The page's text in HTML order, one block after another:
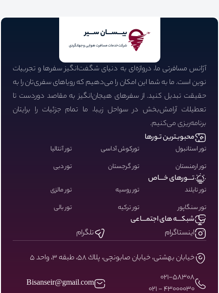
بیـــســـان ســـیر
شرکت خدمات مسافرت هوایی و جهانگردی
آژانس مسافرتی ما، دروازه‌ای به دنیای شگفت‌انگیز سفرها و تجربیات
نوین است. ما به شما این امکان را می‌دهیم که رویاهای سفری‌تان را به
حقیقت تبدیل کنید. از سفرهای هیجان‌انگیز به مقاصد دوردست تا
تعطیلات آرامش‌بخش در سواحل زیبا، ما تمام جزئیات را برایتان
برنامه‌ریزی می‌کنیم.
محبوبـترین تـورها
تور استانبول تورکوش آداسی
تور آنتالیا
تور ارمنستان
تور گرجستان تور دبی
تـــورهای خـــاص
تور تایلند تور روسیه
تور مالزی
تور سنگاپور
تور ترکیه تور بالی
شبکـــه های اجتمـــاعی
اینستاگرام
تلگرام
خيابان بهشتى، خيابان صابونچى، پلاك ٥٨، طبقه ٣، واحد ٥
۰۲۱-58308
43000030 - 021
Bisanseir@gmail.com